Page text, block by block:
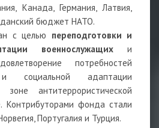
Канада, Германия, Латвия,
бюджет НАТО.
с целью переподготовки и
военнослужащих и
потребностей
и социальной адаптации
антитеррористической
Контрибуторами фонда стали
Португалия и Турция.